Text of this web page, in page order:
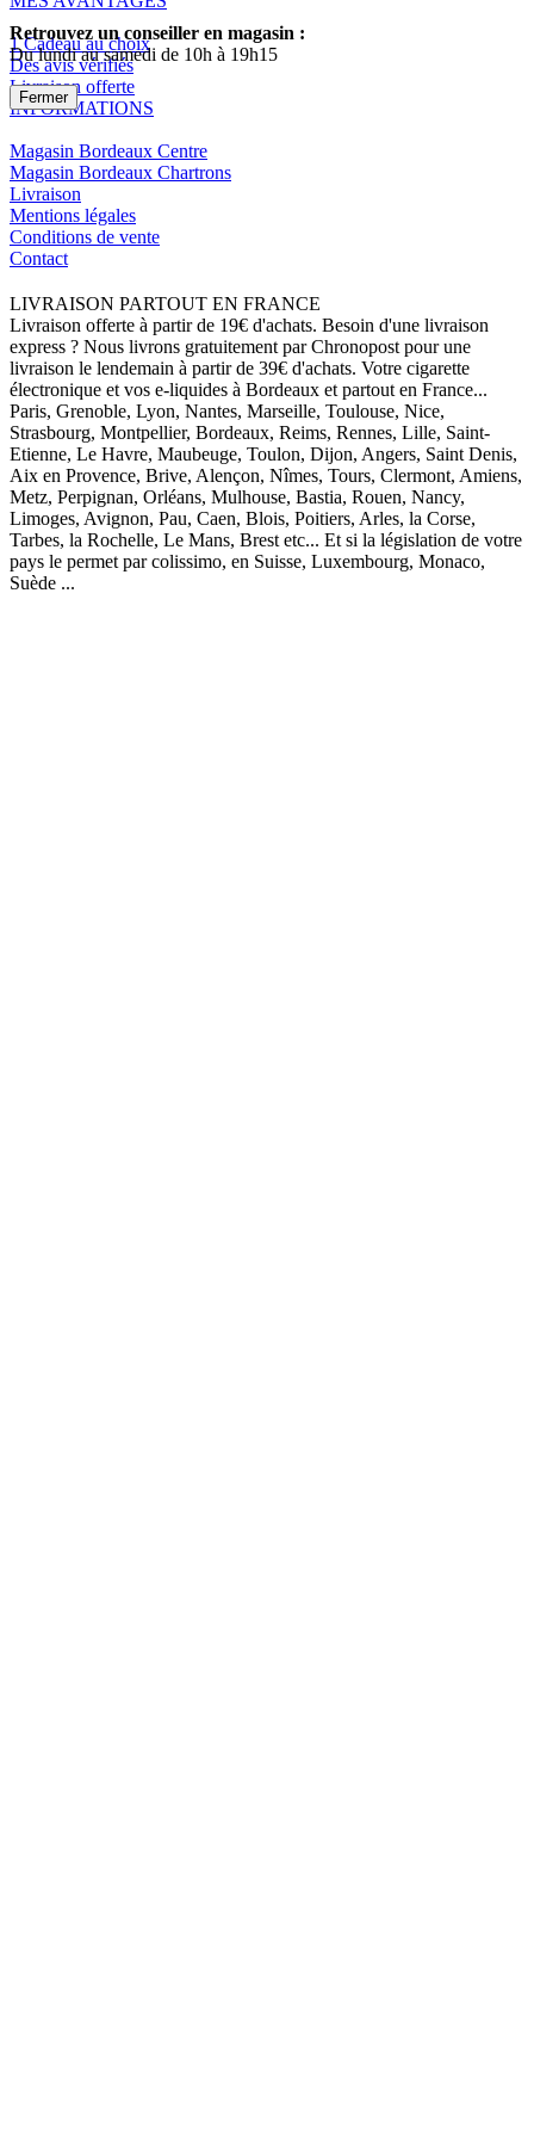
1 Cadeau au choix
Des avis vérifiés
Livraison offerte
INFORMATIONS
Magasin Bordeaux Centre
Magasin Bordeaux Chartrons
Livraison
Mentions légales
Conditions de vente
Contact
LIVRAISON PARTOUT EN FRANCE
Livraison offerte à partir de 19€ d'achats. Besoin d'une livraison
express ? Nous livrons gratuitement par Chronopost pour une
livraison le lendemain à partir de 39€ d'achats. Votre cigarette
électronique et vos e-liquides à Bordeaux et partout en France...
Paris, Grenoble, Lyon, Nantes, Marseille, Toulouse, Nice,
Strasbourg, Montpellier, Bordeaux, Reims, Rennes, Lille, Saint-
Etienne, Le Havre, Maubeuge, Toulon, Dijon, Angers, Saint Denis,
Aix en Provence, Brive, Alençon, Nîmes, Tours, Clermont, Amiens,
Metz, Perpignan, Orléans, Mulhouse, Bastia, Rouen, Nancy,
Limoges, Avignon, Pau, Caen, Blois, Poitiers, Arles, la Corse,
Tarbes, la Rochelle, Le Mans, Brest etc... Et si la législation de votre
pays le permet par colissimo, en Suisse, Luxembourg, Monaco,
Suède ...
Retrouvez un conseiller en magasin :
Du lundi au samedi de 10h à 19h15
Fermer